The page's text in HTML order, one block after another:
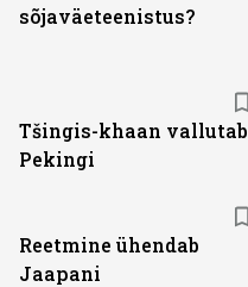
sõjaväeteenistus?
Tšingis-khaan vallutab
Pekingi
Reetmine ühendab
Jaapani